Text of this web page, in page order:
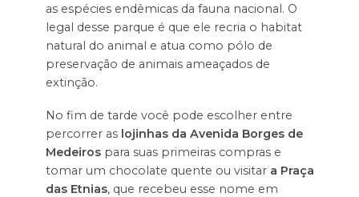
as espécies endêmicas da fauna nacional. O
legal desse parque é que ele recria o habitat
natural do animal e atua como pólo de
preservação de animais ameaçados de
extinção.
No fim de tarde você pode escolher entre
percorrer as lojinhas da Avenida Borges de
Medeirospara suas primeiras compras e
tomar um chocolate quente ou visitar a Praça
das Etnias, que recebeu esse nome em